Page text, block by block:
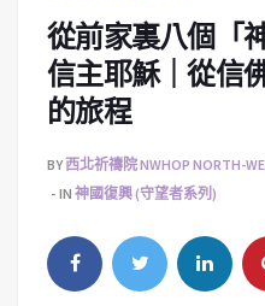
從前家裏八個「
信主耶穌｜從信
的旅程
BY西北祈禱院 NWHOP NORTH-
IN 神國復興 (守望者系列)